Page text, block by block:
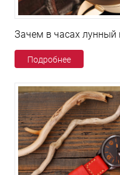
Зачем в часах лунный
Подробнее